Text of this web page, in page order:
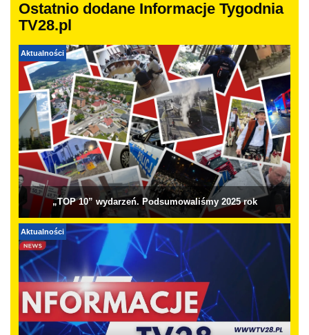
Ostatnio dodane Informacje Tygodnia
TV28.pl
Aktualności
„TOP 10” wydarzeń. Podsumowaliśmy 2025 rok
Aktualności